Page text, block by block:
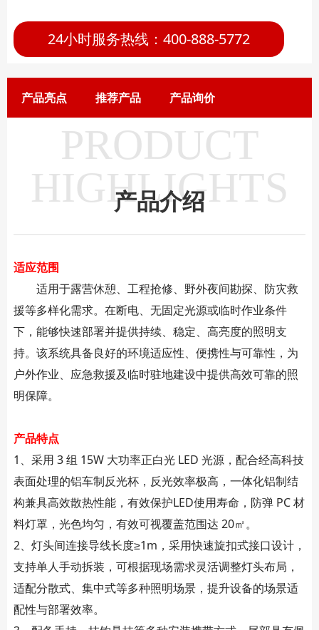
24小时服务热线：400-888-5772
产品亮点 推荐产品 产品询价
PRODUCT
HIGHLIGHTS
产品介绍
适应范围
适用于露营休憩、工程抢修、野外夜间勘探、防灾救
援等多样化需求。在断电、无固定光源或临时作业条件
下，能够快速部署并提供持续、稳定、高亮度的照明支
持。该系统具备良好的环境适应性、便携性与可靠性，为
户外作业、应急救援及临时驻地建设中提供高效可靠的照
明保障。
产品特点
1、 采用 3 组 15W 大功率正白光 LED 光源，配合经高科技
表面处理的铝车制反光杯，反光效率极高，一体化铝制结
构兼具高效散热性能，有效保护LED使用寿命，防弹 PC 材
料灯罩，光色均匀，有效可视覆盖范围达 20㎡。
2、 灯头间连接导线长度≥1m，采用快速旋扣式接口设计，
支持单人手动拆装，可根据现场需求灵活调整灯头布局，
适配分散式、集中式等多种照明场景，提升设备的场景适
配性与部署效率。